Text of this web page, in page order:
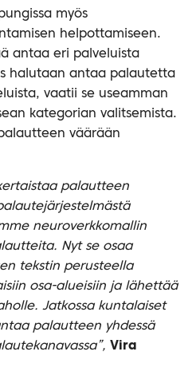
myös
helpottamiseen.
antaa eri palveluista
halutaan antaa palautetta
vaatii se useamman
kategorian valitsemista.
väärään
palautteen
neuroverkkomallin
Nyt se osaa
tekstin perusteella
osa-alueisiin ja lähettää
Jatkossa kuntalaiset
palautteen yhdessä
Vira